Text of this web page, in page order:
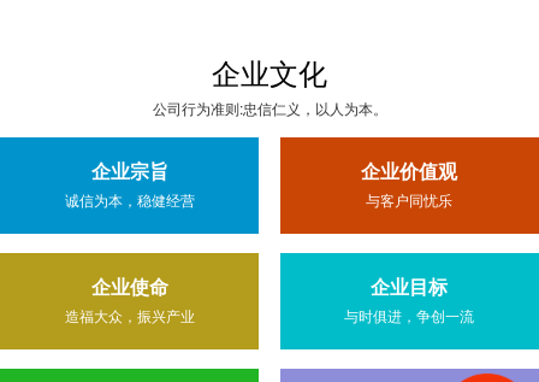
企业文化
公司行为准则:忠信仁义，以人为本。
企业宗旨
诚信为本，稳健经营
企业价值观
与客户同忧乐
企业使命
造福大众，振兴产业
企业目标
与时俱进，争创一流